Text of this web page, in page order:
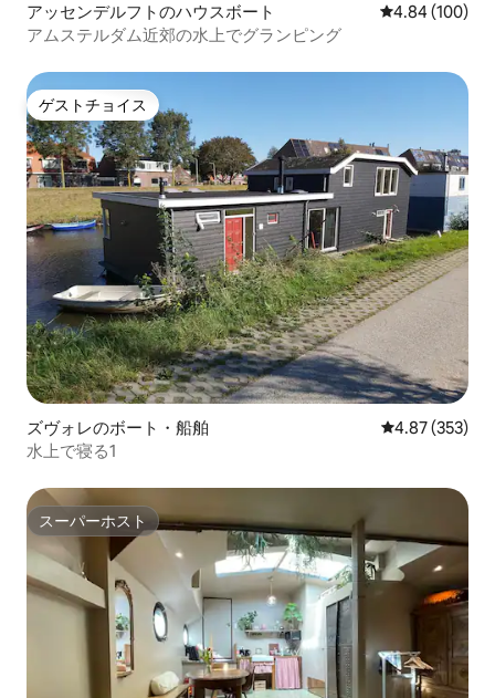
アッセンデルフトのハウスボート レビュー100
4.84 (100)
アムステルダム近郊の水上でグランピング
ゲストチョイス
ゲストチョイス
ズヴォレのボート・船舶 レビュー353
4.87 (353)
水上で寝る1
スーパーホスト
スーパーホスト